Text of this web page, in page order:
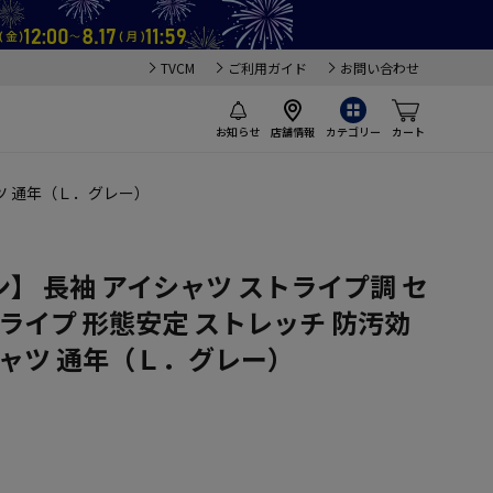
TVCM ご利用ガイド お問い合わせ
お知らせ 店舗情報 カテゴリー カート
年（Ｌ．グレー）
長袖 アイシャツ ストライプ調 セ
イプ 形態安定 ストレッチ 防汚効
ツ 通年（Ｌ．グレー）